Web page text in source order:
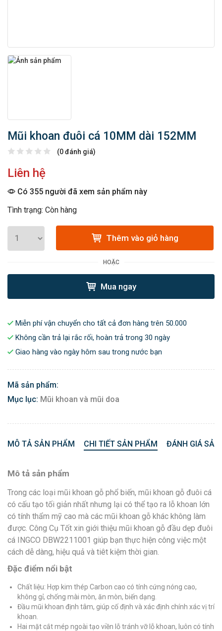
Mũi khoan đuôi cá 10MM dài 152MM
(0 đánh giá)
Liên hệ
Có 355 người đã xem sản phẩm này
Tình trạng: Còn hàng
Thêm vào giỏ hàng
HOẶC
Mua ngay
Miễn phí vận chuyển cho tất cả đơn hàng trên 50.000
Không cần trả lại rắc rối, hoàn trả trong 30 ngày
Giao hàng vào ngày hôm sau trong nước bạn
Mã sản phẩm:
Mục lục: Mũi khoan và mũi doa
MÔ TẢ SẢN PHẨM CHI TIẾT SẢN PHẨM ĐÁNH GIÁ
Mô tả sản phẩm
Trong các loại mũi khoan gỗ phổ biến, mũi khoan gỗ đuôi cá
có cấu tạo tối giản nhất nhưng lại có thể tạo ra lỗ khoan lớn
có tính thẩm mỹ cao mà các mũi khoan gỗ khác không làm
được. Công Cụ Tốt xin giới thiệu mũi khoan gỗ đầu dẹp đuôi
cá INGCO DBW2211001 giúp bạn thực hiện công việc một
cách dễ dàng, hiệu quả và tiêt kiệm thời gian.
Đặc điểm nổi bật
Chất liệu: Hợp kim thép Carbon cao có tính cứng nóng cao,
không gỉ, chống mài mòn, ăn mòn, biến dạng.
Đầu mũi khoan định tâm, giúp cố định và xác định chính xác vị trí
khoan.
Hai mặt cắt mép ngoài tạo viền lỗ tránh vỡ lỗ khoan, luôn có tính